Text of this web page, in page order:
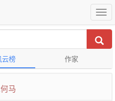
云榜 作家
何马